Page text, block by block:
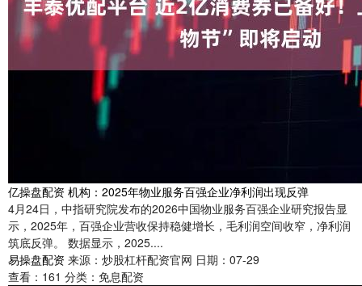
亿操盘配资 机构：2025年物业服务百强企业净利润出现反弹
4月24日，中指研究院发布的2026中国物业服务百强企业研究报告显
示，2025年，百强企业营收保持稳健增长，毛利润空间收窄，净利润
筑底反弹。 数据显示，2025....
易操盘配资 来源：炒股杠杆配资官网 日期：07-29
查看： 161 分类： 免息配资